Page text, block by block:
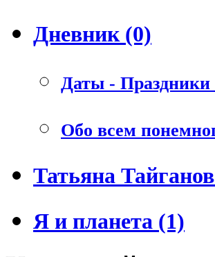
Дневник (0)
Даты - Праздники
Обо всем
Татьяна
Я и планета (1)